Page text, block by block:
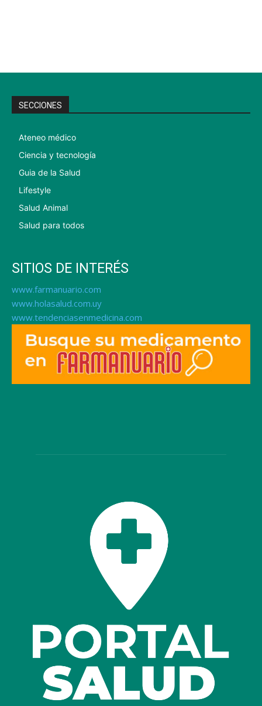
SECCIONES
Ateneo médico
Ciencia y tecnología
Guia de la Salud
Lifestyle
Salud Animal
Salud para todos
SITIOS DE INTERÉS
www.farmanuario.com
www.holasalud.com.uy
www.tendenciasenmedicina.com